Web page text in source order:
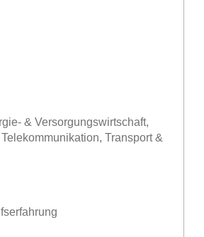
& Versorgungswirtschaft,
Telekommunikation, Transport &